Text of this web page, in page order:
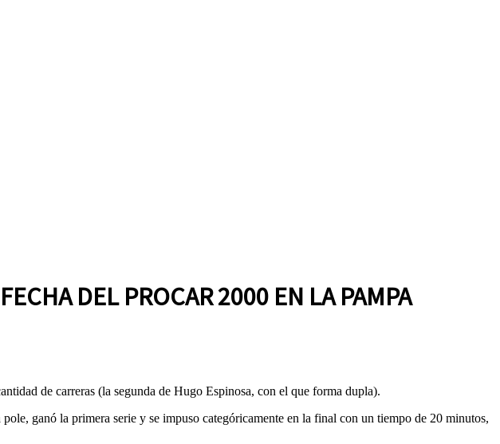
DEL PROCAR 2000 EN LA PAMPA
de carreras (la segunda de Hugo Espinosa, con el que forma dupla).
ganó la primera serie y se impuso categóricamente en la final con un tiempo de 20 minutos,